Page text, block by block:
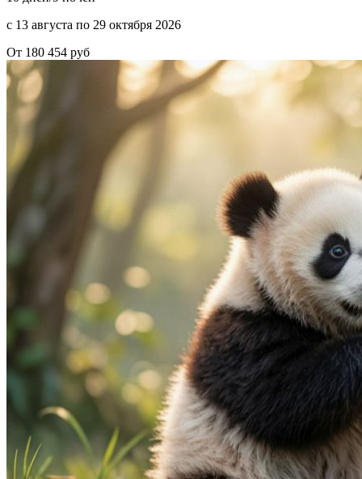
с 13 августа по 29 октября 2026
От 180 454 руб